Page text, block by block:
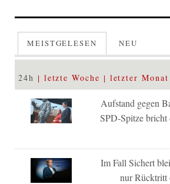
MEISTGELESEN NEU
24h letzte Woche letzter Monat
Aufstand gegen
SPD-Spitze bricht
Im Fall Sichert
nur Rücktritt